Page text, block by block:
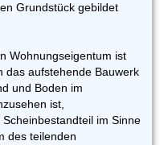
Grundstück gebildet
Wohnungseigentum ist
das aufstehende Bauwerk
und Boden im
ist,
im Sinne
des teilenden